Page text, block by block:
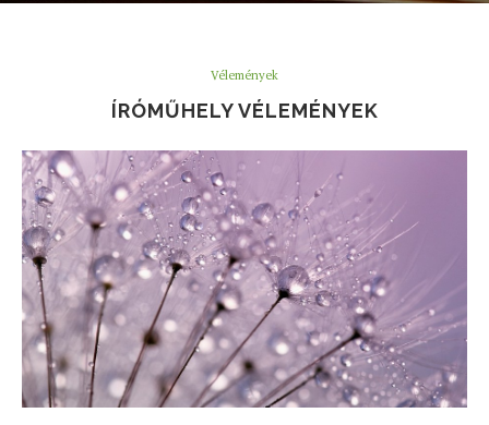
Vélemények
ÍRÓMŰHELY VÉLEMÉNYEK